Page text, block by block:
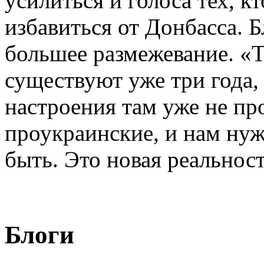
избавиться от Донбасса.
большее размежевание.
существуют уже три
настроения там уже не
проукраинские, и нам
быть. Это новая
Блоги